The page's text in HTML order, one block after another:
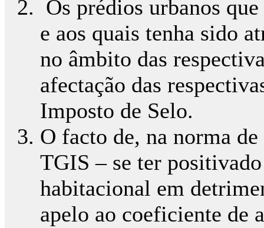
Os prédios urbanos
e aos quais tenha sido
no âmbito das
afectação das
Imposto de Selo.
O facto de, na norma
TGIS – se ter
habitacional em
apelo ao coeficiente de